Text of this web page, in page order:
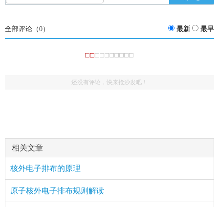
全部评论（0） 最新 最早
还没有评论，快来抢沙发吧！
相关文章
核外电子排布的原理
原子核外电子排布规则解读